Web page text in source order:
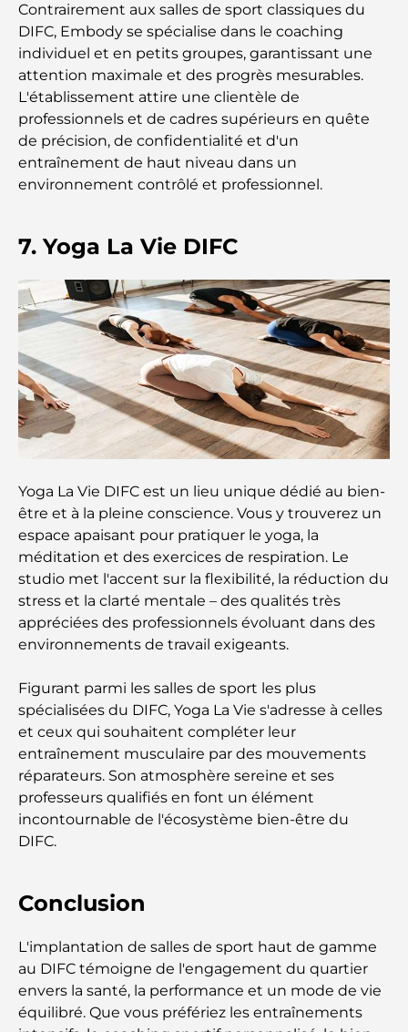
Déménager à Dubaï depuis l'Australie : Guide
complet du déménagement
Safari de luxe d'une nuit dans le désert de Dubaï :
une escapade haut de gamme
Les voitures les plus chères de Tesla : l'innovation
au service de la performance
Restaurants Al Wasl : les restaurants les plus
célèbres de Dubaï
Les 10 pays les plus riches du monde
Activités à faire avec des enfants à Dubaï : un
guide complet pour les familles
Les meilleurs complexes hôteliers balnéaires de
Dubaï pour une escapade de luxe
Lieux romantiques à Dubaï pour des moments
inoubliables
Les meilleures options de séjour à Dubaï : Hôtels
et complexes hôteliers de premier plan
Meilleurs restaurants pour un déjeuner d'affaires
au DIFC
Les marques de vêtements les plus chères au
monde
Architecture ottomane : un riche héritage d'art,
de culture et d'empire
Les jets privés les plus chers : immersion dans
l'univers du luxe aéronautique des milliardaires
Les bagues de fiançailles les plus chères du
monde
Écoles indiennes à Dubaï : Le guide ultime pour
Contrairement aux salles de sport classiques du
DIFC, Embody se spécialise dans le coaching
individuel et en petits groupes, garantissant une
attention maximale et des progrès mesurables.
L'établissement attire une clientèle de
professionnels et de cadres supérieurs en quête
de précision, de confidentialité et d'un
entraînement de haut niveau dans un
environnement contrôlé et professionnel.
7. Yoga La Vie DIFC
Yoga La Vie DIFC est un lieu unique dédié au bien-
être et à la pleine conscience. Vous y trouverez un
espace apaisant pour pratiquer le yoga, la
méditation et des exercices de respiration. Le
studio met l'accent sur la flexibilité, la réduction du
stress et la clarté mentale – des qualités très
appréciées des professionnels évoluant dans des
environnements de travail exigeants.
Figurant parmi les salles de sport les plus
spécialisées du DIFC, Yoga La Vie s'adresse à celles
et ceux qui souhaitent compléter leur
entraînement musculaire par des mouvements
réparateurs. Son atmosphère sereine et ses
professeurs qualifiés en font un élément
incontournable de l'écosystème bien-être du
DIFC.
Conclusion
L'implantation de salles de sport haut de gamme
au DIFC témoigne de l'engagement du quartier
envers la santé, la performance et un mode de vie
équilibré. Que vous préfériez les entraînements